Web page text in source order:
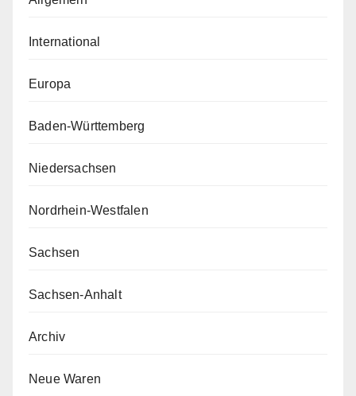
International
Europa
Baden-Württemberg
Niedersachsen
Nordrhein-Westfalen
Sachsen
Sachsen-Anhalt
Archiv
Neue Waren